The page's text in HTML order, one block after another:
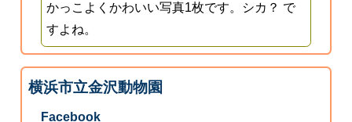
かっこよくかわいい写真1枚です。シカ？ で
すよね。
横浜市立金沢動物園
Facebook